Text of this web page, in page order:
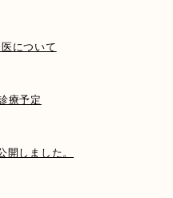
について
療予定
開しました。